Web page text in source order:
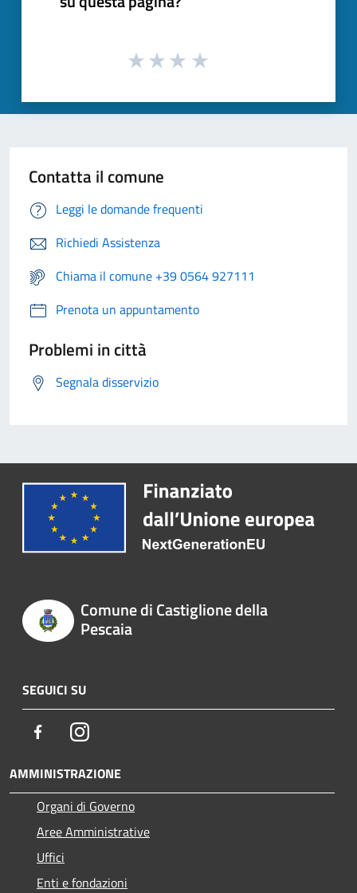
Contatta il comune
Leggi le domande frequenti
Richiedi Assistenza
Chiama il comune +39 0564 927111
Prenota un appuntamento
Problemi in città
Segnala disservizio
Comune di Castiglione della
Pescaia
SEGUICI SU
FacebookInstagram
AMMINISTRAZIONE
Organi di Governo
Aree Amministrative
Uffici
Enti e fondazioni